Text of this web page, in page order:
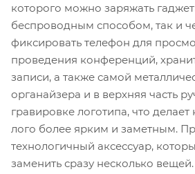
которого можно заряжать
беспроводным способом, так и
фиксировать телефон для
проведения конференций,
записи, а также самой
органайзера и в верхняя часть
гравировке логотипа, что
лого более ярким и заметным.
технологичный аксессуар,
заменить сразу несколько вещей.